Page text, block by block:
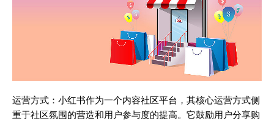
运营方式：小红书作为一个内容社区平台，其核心运营方式侧
重于社区氛围的营造和用户参与度的提高。它鼓励用户分享购